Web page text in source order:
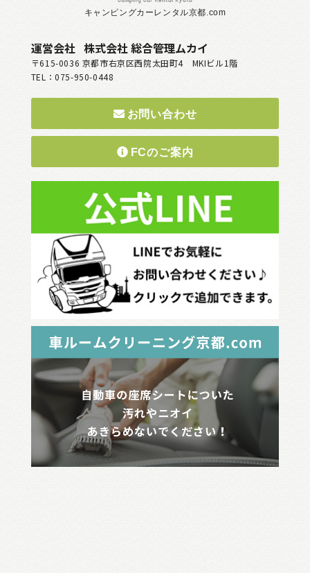
キャンピングカーレンタル京都.com
運営会社 株式会社 総合管理ムカイ
〒615-0036 京都市右京区西院太田町4 MKIビル1階
TEL：075-950-0448
お問い合わせ
FCのご案内